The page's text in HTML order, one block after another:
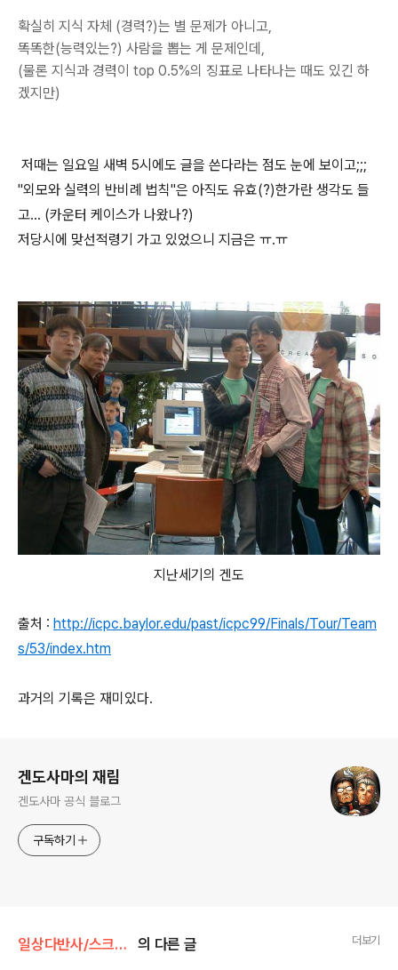
확실히 지식 자체 (경력?)는 별 문제가 아니고,
똑똑한(능력있는?) 사람을 뽑는 게 문제인데,
(물론 지식과 경력이 top 0.5%의 징표로 나타나는 때도 있긴 하
겠지만)
저때는 일요일 새벽 5시에도 글을 쓴다라는 점도 눈에 보이고;;;
"외모와 실력의 반비례 법칙"은 아직도 유효(?)한가란 생각도 들
고... (카운터 케이스가 나왔나?)
저당시에 맞선적령기 가고 있었으니 지금은 ㅠ.ㅠ
지난세기의 겐도
출처 : http://icpc.baylor.edu/past/icpc99/Finals/Tour/Team
s/53/index.htm
과거의 기록은 재미있다.
겐도사마의 재림
겐도사마 공식 블로그
구독하기
일상다반사/스크랩핑, 가쉽 의 다른 글 더보기